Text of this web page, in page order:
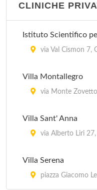
CLINICHE
Istituto Scientifico
via Val Cismon 7,
Villa Montallegro
via Monte
Villa Sant' Anna
via Alberto Liri 27,
Villa Serena
piazza Giacomo